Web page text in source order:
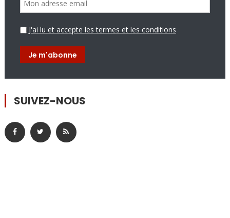
J'ai lu et accepte les termes et les conditions
SUIVEZ-NOUS